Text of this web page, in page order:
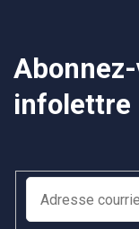
infolettre